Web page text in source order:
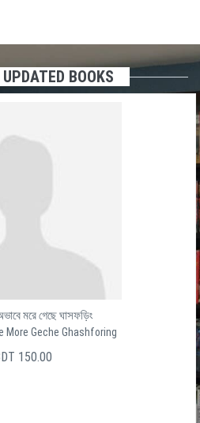
BOOKS
মরে গেছে ঘাসফড়িং
More Geche Ghashforing
150.00